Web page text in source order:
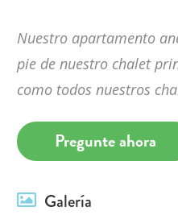
Nuestro apartamento
pie de nuestro chalet
como todos nuestros
Pregunte ahora
Galería